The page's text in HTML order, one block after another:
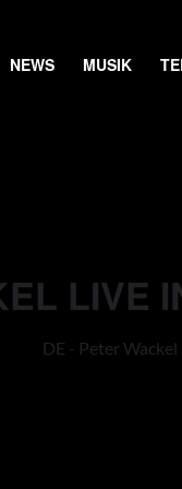
NEWS MUSIK
LIVE
DE - Peter